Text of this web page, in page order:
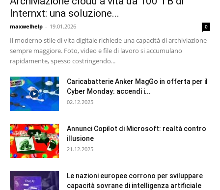
Internxt: una soluzione...
maxwelhelp - 19.01.2026 0
Il moderno stile di vita digitale richiede una capacità di archiviazione
sempre maggiore. Foto, video e file di lavoro si accumulano
rapidamente, spesso costringendo...
Caricabatterie Anker MagGo in offerta per il
Cyber Monday: accendi i...
02.12.2025
Annunci Copilot di Microsoft: realtà contro
illusione
21.12.2025
Le nazioni europee corrono per sviluppare
capacità sovrane di intelligenza artificiale